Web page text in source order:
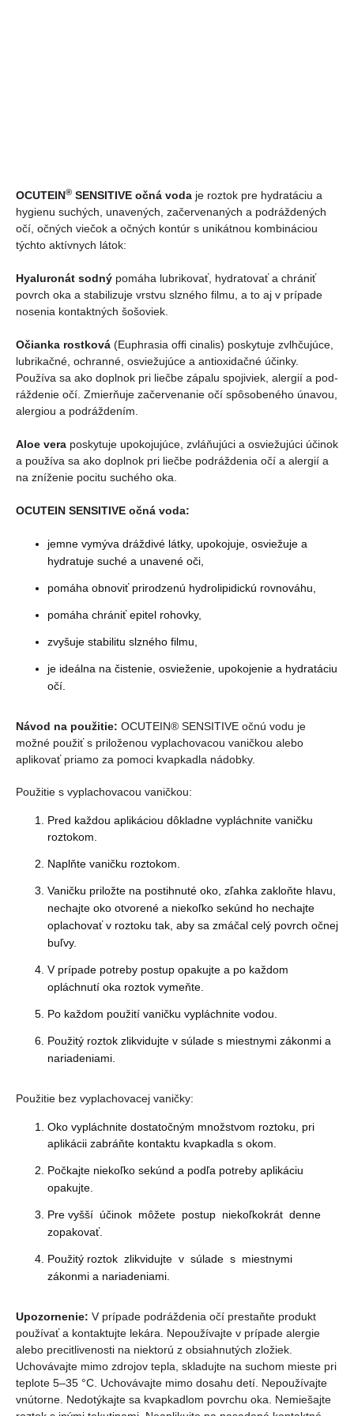
OCUTEIN® SENSITIVE očná voda je roztok pre hydratáciu a
hygienu suchých, unavených, začervenaných a podráždených
očí, očných viečok a očných kontúr s unikátnou kombináciou
týchto aktívnych látok:
Hyaluronát sodný pomáha lubrikovať, hydratovať a chrániť
povrch oka a stabilizuje vrstvu slzného filmu, a to aj v prípade
nosenia kontaktných šošoviek.
Očianka rostková (Euphrasia ofﬁ cinalis) poskytuje zvlhčujúce,
lubrikačné, ochranné, osviežujúce a antioxidačné účinky.
Používa sa ako doplnok pri liečbe zápalu spojiviek, alergií a pod-
ráždenie očí. Zmierňuje začervenanie očí spôsobeného únavou,
alergiou a podráždením.
Aloe vera poskytuje upokojujúce, zvláňujúci a osviežujúci účinok
a používa sa ako doplnok pri liečbe podráždenia očí a alergií a
na zníženie pocitu suchého oka.
OCUTEIN SENSITIVE očná voda:
jemne vymýva dráždivé látky, upokojuje, osviežuje a
hydratuje suché a unavené oči,
pomáha obnoviť prirodzenú hydrolipidickú rovnováhu,
pomáha chrániť epitel rohovky,
zvyšuje stabilitu slzného filmu,
je ideálna na čistenie, osvieženie, upokojenie a hydratáciu
očí.
Návod na použitie: OCUTEIN® SENSITIVE očnú vodu je
možné použiť s priloženou vyplachovacou vaničkou alebo
aplikovať priamo za pomoci kvapkadla nádobky.
Použitie s vyplachovacou vaničkou:
Pred každou aplikáciou dôkladne vypláchnite vaničku
roztokom.
Naplňte vaničku roztokom.
Vaničku priložte na postihnuté oko, zľahka zakloňte hlavu,
nechajte oko otvorené a niekoľko sekúnd ho nechajte
oplachovať v roztoku tak, aby sa zmáčal celý povrch očnej
buľvy.
V prípade potreby postup opakujte a po každom
opláchnutí oka roztok vymeňte.
Po každom použití vaničku vypláchnite vodou.
Použitý roztok zlikvidujte v súlade s miestnymi zákonmi a
nariadeniami.
Použitie bez vyplachovacej vaničky:
Oko vypláchnite dostatočným množstvom roztoku, pri
aplikácii zabráňte kontaktu kvapkadla s okom.
Počkajte niekoľko sekúnd a podľa potreby aplikáciu
opakujte.
Pre vyšší účinok môžete postup niekoľkokrát denne
zopakovať.
Použitý roztok zlikvidujte v súlade s miestnymi
zákonmi a nariadeniami.
Upozornenie: V prípade podráždenia očí prestaňte produkt
používať a kontaktujte lekára. Nepoužívajte v prípade alergie
alebo precitlivenosti na niektorú z obsiahnutých zložiek.
Uchovávajte mimo zdrojov tepla, skladujte na suchom mieste pri
teplote 5–35 °C. Uchovávajte mimo dosahu detí. Nepoužívajte
vnútorne. Nedotýkajte sa kvapkadlom povrchu oka. Nemiešajte